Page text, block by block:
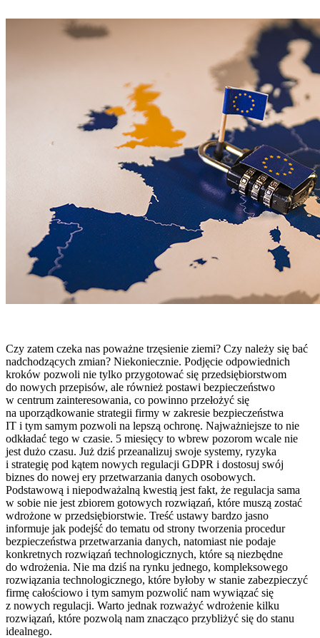
Czy zatem czeka nas poważne trzęsienie ziemi? Czy należy się bać
nadchodzących zmian? Niekoniecznie. Podjęcie odpowiednich
kroków pozwoli nie tylko przygotować się przedsiębiorstwom
do nowych przepisów, ale również postawi bezpieczeństwo
w centrum zainteresowania, co powinno przełożyć się
na uporządkowanie strategii firmy w zakresie bezpieczeństwa
IT i tym samym pozwoli na lepszą ochronę. Najważniejsze to nie
odkładać tego w czasie. 5 miesięcy to wbrew pozorom wcale nie
jest dużo czasu. Już dziś przeanalizuj swoje systemy, ryzyka
i strategię pod kątem nowych regulacji GDPR i dostosuj swój
biznes do nowej ery przetwarzania danych osobowych.
Podstawową i niepodważalną kwestią jest fakt, że regulacja sama
w sobie nie jest zbiorem gotowych rozwiązań, które muszą zostać
wdrożone w przedsiębiorstwie. Treść ustawy bardzo jasno
informuje jak podejść do tematu od strony tworzenia procedur
bezpieczeństwa przetwarzania danych, natomiast nie podaje
konkretnych rozwiązań technologicznych, które są niezbędne
do wdrożenia. Nie ma dziś na rynku jednego, kompleksowego
rozwiązania technologicznego, które byłoby w stanie zabezpieczyć
firmę całościowo i tym samym pozwolić nam wywiązać się
z nowych regulacji. Warto jednak rozważyć wdrożenie kilku
rozwiązań, które pozwolą nam znacząco przybliżyć się do stanu
idealnego.